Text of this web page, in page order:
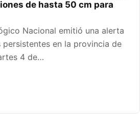
de hasta 50 cm para
Nacional emitió una alerta
persistentes en la provincia de
4 de…